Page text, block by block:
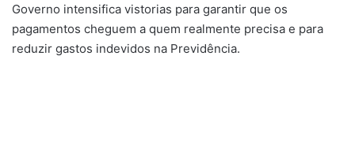
Governo intensifica vistorias para garantir que os
pagamentos cheguem a quem realmente precisa e para
reduzir gastos indevidos na Previdência.